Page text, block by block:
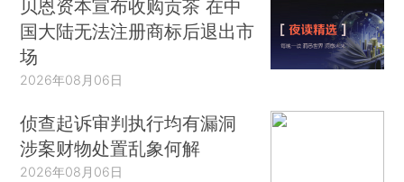
贝恩资本宣布收购贡茶 在中
国大陆无法注册商标后退出市
场
2026年08月06日
侦查起诉审判执行均有漏洞
涉案财物处置乱象何解
2026年08月06日